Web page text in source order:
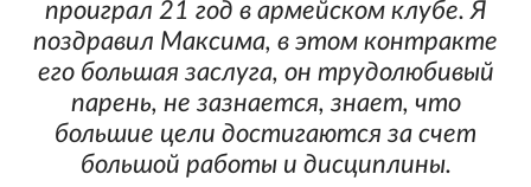
проиграл 21 год в армейском клубе. Я
поздравил Максима, в этом контракте
его большая заслуга, он трудолюбивый
парень, не зазнается, знает, что
большие цели достигаются за счет
большой работы и дисциплины.